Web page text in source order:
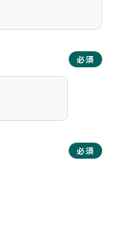
必須
必須